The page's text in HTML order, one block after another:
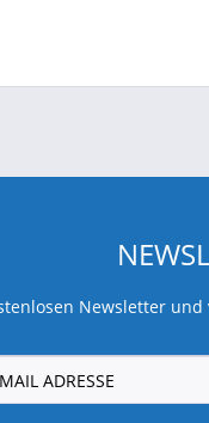
Newsletter